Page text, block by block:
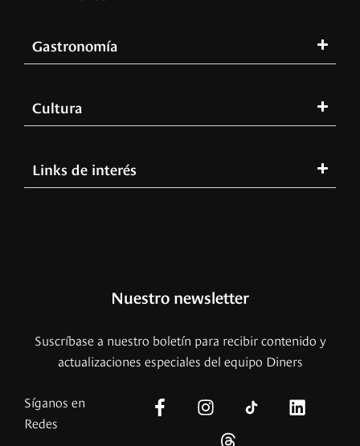
Gastronomía
Cultura
Links de interés
Nuestro newsletter
Suscríbase a nuestro boletín para recibir contenido y
actualizaciones especiales del equipo Diners
Síganos en
Redes